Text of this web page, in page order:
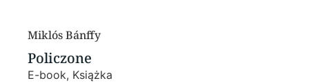
Miklós Bánffy
Policzone
E-book, Książka